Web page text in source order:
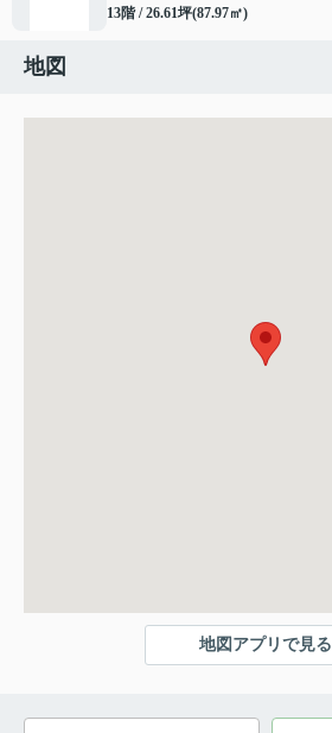
13階 / 26.61坪(87.97㎡)
地図
地図アプリで見る